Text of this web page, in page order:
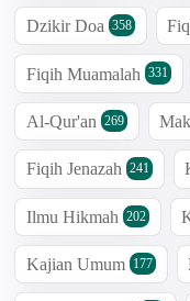
Dzikir Doa 358
Fiqih Muamalah 331
Al-Qur'an 269
Fiqih Jenazah 241
Ilmu Hikmah 202
Kajian Umum 177